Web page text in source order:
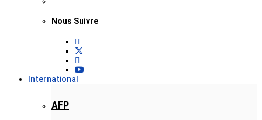
Nous Suivre
International
AFP